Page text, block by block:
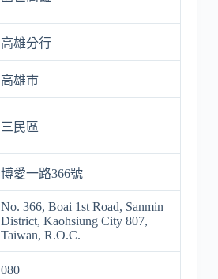
高雄分行
高雄市
三民區
博愛一路366號
No. 366, Boai 1st Road, Sanmin
District, Kaohsiung City 807,
Taiwan, R.O.C.
080